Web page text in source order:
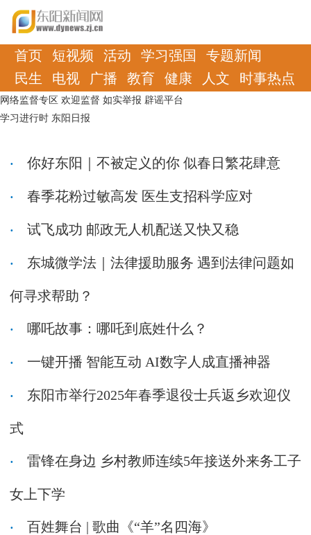
首页 短视频 活动 学习强国
专题新闻
民生
电视 广播 教育 健康 人文 时事热点
网络监督专区 欢迎监督 如实举报 辟谣平台
学习进行时 东阳日报
你好东阳｜不被定义的你 似春日繁花肆意
春季花粉过敏高发 医生支招科学应对
试飞成功 邮政无人机配送又快又稳
东城微学法｜法律援助服务 遇到法律问题如
何寻求帮助？
哪吒故事：哪吒到底姓什么？
一键开播 智能互动 AI数字人成直播神器
东阳市举行2025年春季退役士兵返乡欢迎仪
式
雷锋在身边 乡村教师连续5年接送外来务工子
女上下学
百姓舞台 | 歌曲《“羊”名四海》